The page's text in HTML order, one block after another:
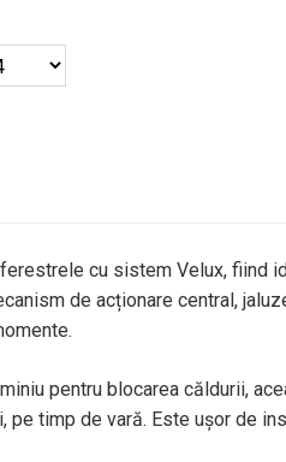
cu sistem Velux, fiind
de acționare central,
pentru blocarea căldurii,
timp de vară. Este ușor de